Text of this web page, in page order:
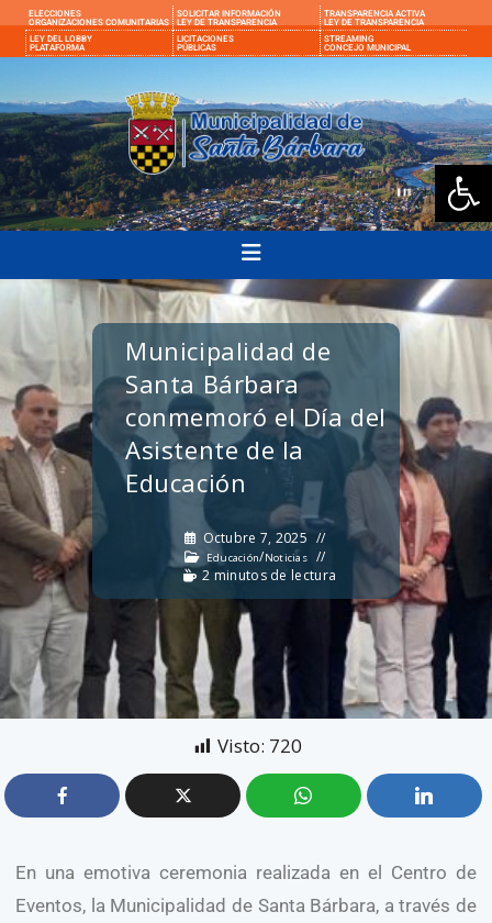
ELECCIONES
ORGANIZACIONES COMUNITARIAS
SOLICITAR INFORMACIÓN
LEY DE TRANSPARENCIA
TRANSPARENCIA ACTIVA
LEY DE TRANSPARENCIA
LEY DEL LOBBY
PLATAFORMA
LICITACIONES
PÚBLICAS
STREAMING
CONCEJO MUNICIPAL
Municipalidad de
Santa Bárbara
conmemoró el Día del
Asistente de la
Educación
Octubre 7, 2025
Educación/Noticias
2 minutos de lectura
Visto: 720
En una emotiva ceremonia realizada en el Centro de
Eventos, la Municipalidad de Santa Bárbara, a través de